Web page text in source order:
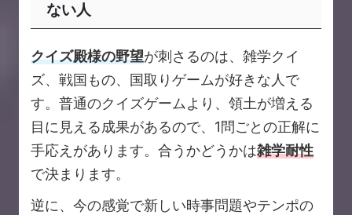
ない人
クイズ殿様の野望が刺さるのは、雑学クイ
ズ、戦国もの、国取りゲームが好きな人で
す。普通のクイズゲームより、領土が増える
目に見える成果があるので、1問ごとの正解に
手応えがあります。合うかどうかは雑学耐性
で決まります。
逆に、今の感覚で新しい時事問題やテンポの